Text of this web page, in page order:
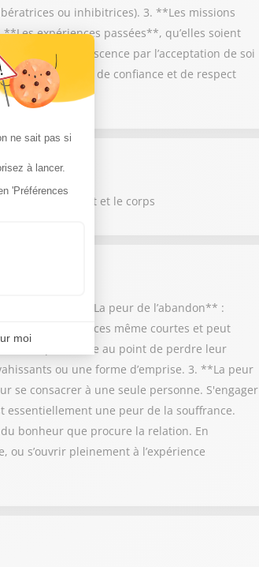
ou inhibitrices). 3. **Les missions
expériences passées**, qu’elles soient
dès l’adolescence par l’acceptation de soi
à une relation de confiance et de respect
le cœur, l'esprit et le corps
: 1. **La peur de l’abandon** :
lors d’absences même courtes et peut
par l’autre au point de perdre leur
ou une forme d’emprise. 3. **La peur
se consacrer à une seule personne. S'engager
essentiellement une peur de la souffrance.
bonheur que procure la relation. En
s’ouvrir pleinement à l’expérience